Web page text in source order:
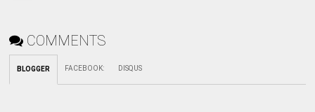
COMMENTS
BLOGGER FACEBOOK: DISQUS